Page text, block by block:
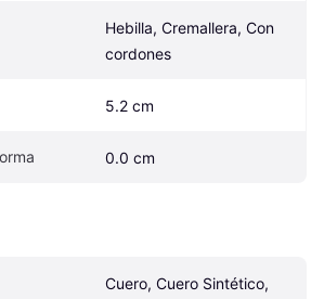
Hebilla, Cremallera, Con
cordones
5.2 cm
0.0 cm
Cuero, Cuero Sintético,